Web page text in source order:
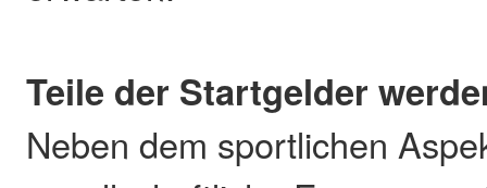
Teile der Startgelder
Neben dem sportlichen